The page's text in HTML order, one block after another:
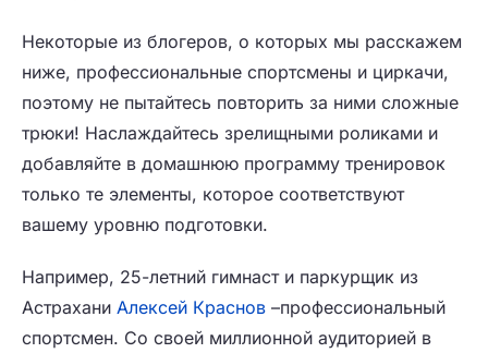
Некоторые из блогеров, о которых мы расскажем
ниже, профессиональные спортсмены и циркачи,
поэтому не пытайтесь повторить за ними сложные
трюки! Наслаждайтесь зрелищными роликами и
добавляйте в домашнюю программу тренировок
только те элементы, которое соответствуют
вашему уровню подготовки.
Например, 25-летний гимнаст и паркурщик из
Астрахани Алексей Краснов –профессиональный
спортсмен. Со своей миллионной аудиторией в